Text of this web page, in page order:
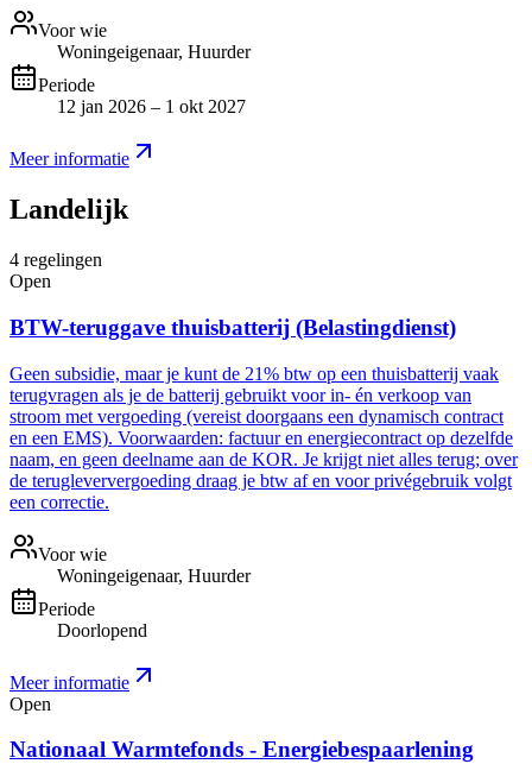
Voor wie
Woningeigenaar, Huurder
Periode
12 jan 2026 – 1 okt 2027
Meer informatie
Landelijk
4 regelingen
Open
BTW-teruggave thuisbatterij (Belastingdienst)
Geen subsidie, maar je kunt de 21% btw op een thuisbatterij vaak
terugvragen als je de batterij gebruikt voor in- én verkoop van
stroom met vergoeding (vereist doorgaans een dynamisch contract
en een EMS). Voorwaarden: factuur en energiecontract op dezelfde
naam, en geen deelname aan de KOR. Je krijgt niet alles terug; over
de terugleververgoeding draag je btw af en voor privégebruik volgt
een correctie.
Voor wie
Woningeigenaar, Huurder
Periode
Doorlopend
Meer informatie
Open
Nationaal Warmtefonds - Energiebespaarlening